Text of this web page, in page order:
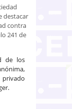
destacar
contra
241 de
de los